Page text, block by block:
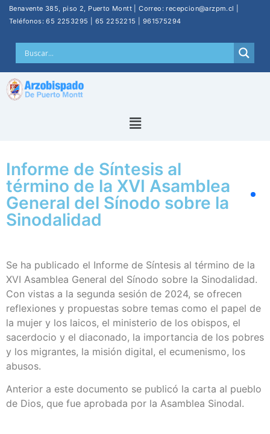
Benavente 385, piso 2, Puerto Montt | Correo: recepcion@arzpm.cl |
Teléfonos: 65 2253295 | 65 2252215 | 961575294
Informe de Síntesis al
término de la XVI Asamblea
General del Sínodo sobre la
Sinodalidad
Se ha publicado el Informe de Síntesis al término de la
XVI Asamblea General del Sínodo sobre la Sinodalidad.
Con vistas a la segunda sesión de 2024, se ofrecen
reflexiones y propuestas sobre temas como el papel de
la mujer y los laicos, el ministerio de los obispos, el
sacerdocio y el diaconado, la importancia de los pobres
y los migrantes, la misión digital, el ecumenismo, los
abusos.
Anterior a este documento se publicó la carta al pueblo
de Dios, que fue aprobada por la Asamblea Sinodal.